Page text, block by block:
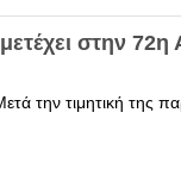
στην 72η
την τιμητική της